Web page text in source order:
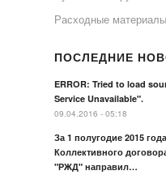
Расходные материалы
ПОСЛЕДНИЕ
ERROR: Tried to load
Service Unavailable".
09.04.2016 - 05:18
За 1 полугодие 2015
Коллективного
"РЖД" направил…